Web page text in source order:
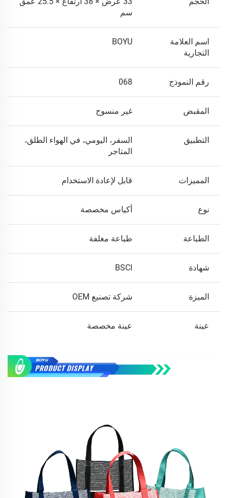
سم
اسم العلامة
التجارية
BOYU
رقم النموذج 068
المقبض غير منسوج
التطبيق
السفر، اليومي، في الهواء الطلق،
المتاجر
المميزات قابل لإعادة الاستخدام
نوع أكياس مخصصة
الطباعة طباعة مغلفة
شهادة BSCI
الميزة شركة تصنيع OEM
عينة عينة مخصصة